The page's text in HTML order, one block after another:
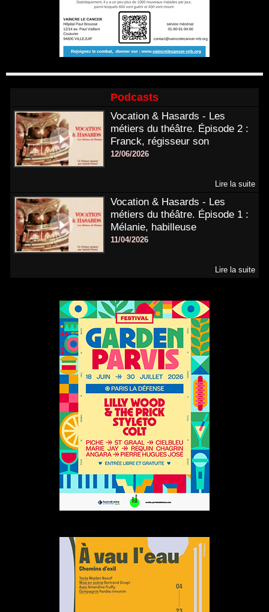
Podcasts
Vocation & Hasards - Les
métiers du théâtre. Épisode 2 :
Franck, régisseur son
12/06/2026
Lire la suite
Vocation & Hasards - Les
métiers du théâtre. Épisode 1 :
Mélanie, habilleuse
11/04/2026
Lire la suite